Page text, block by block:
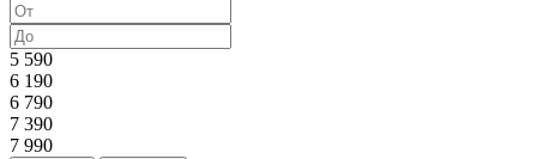
5 590
6 190
6 790
7 390
7 990